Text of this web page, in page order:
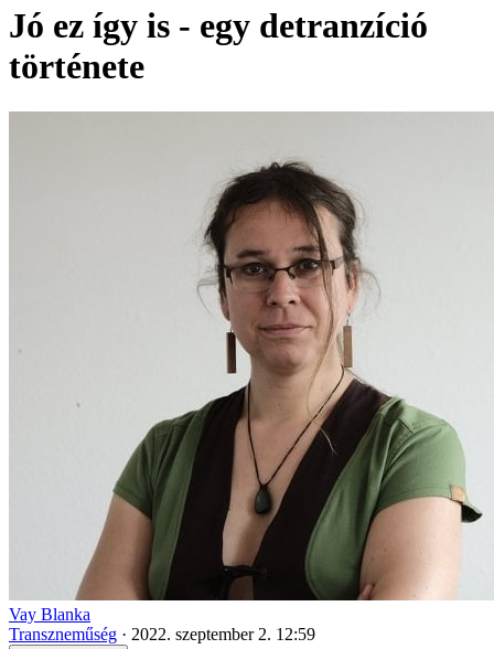
Jó ez így is - egy detranzíció
története
Vay Blanka
Transzneműség · 2022. szeptember 2. 12:59